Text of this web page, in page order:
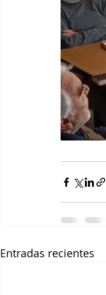
Entradas recientes